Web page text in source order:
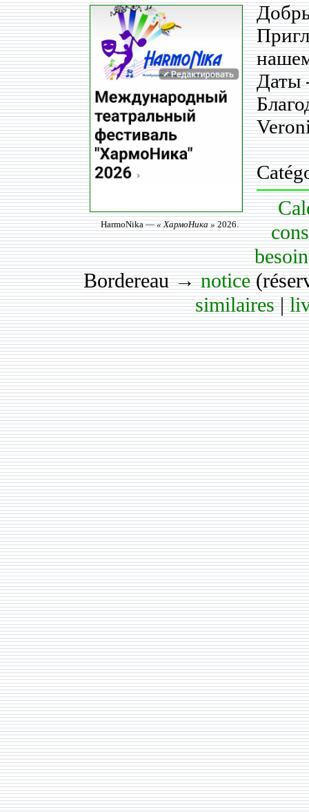
HarmoNika —« ХармоНика »2026.
Даты
Bordereau →notice
similaires|